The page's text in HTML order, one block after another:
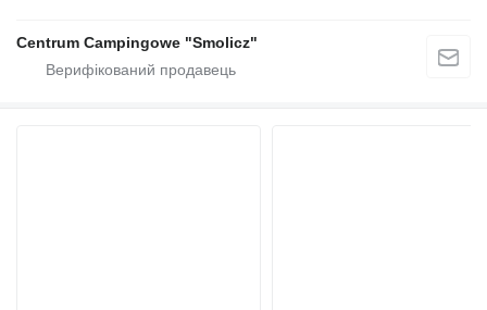
Centrum Campingowe "Smolicz"